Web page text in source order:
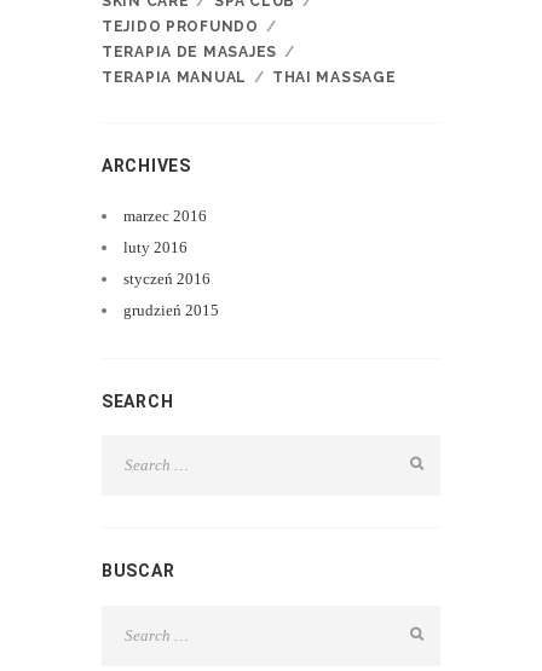
TEJIDO PROFUNDO
TERAPIA DE MASAJES
TERAPIA MANUAL
THAI MASSAGE
ARCHIVES
marzec 2016
luty 2016
styczeń 2016
grudzień 2015
SEARCH
BUSCAR